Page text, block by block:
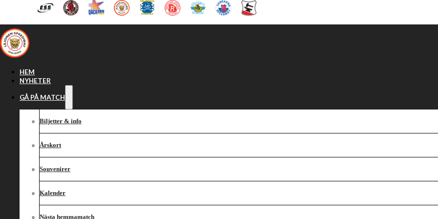
Hoppa till huvudinnehåll Hoppa till sidfot
HEM
NYHETER
GÅ PÅ MATCH
Biljetter & info
Årskort
Souvenirer
Kalender
Nästa hemmamatch